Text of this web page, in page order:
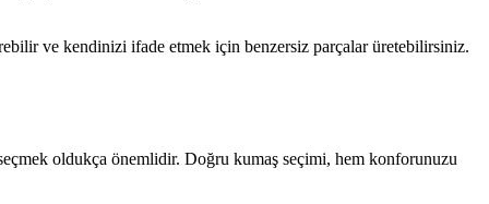
ve kendinizi ifade etmek için benzersiz parçalar üretebilirsiniz.
oldukça önemlidir. Doğru kumaş seçimi, hem konforunuzu